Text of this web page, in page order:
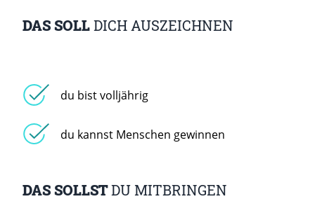
DAS SOLLDICH AUSZEICHNEN
du bist volljährig
du kannst Menschen gewinnen
DAS SOLLSTDU MITBRINGEN